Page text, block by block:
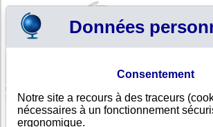
Votre panier est
Afrique du Sud > Toutes villes
Liste d'entreprises sud-africaines dont
Données
Consentement
Notre site a recours à des traceurs
nécessaires à un fonctionnement
ergonomique.